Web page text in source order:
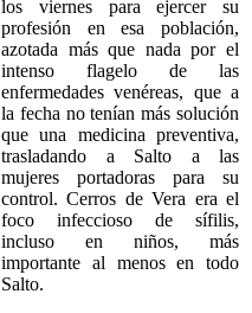
los viernes para ejercer su
profesión en esa población,
azotada más que nada por el
intenso flagelo de las
enfermedades venéreas, que a
la fecha no tenían más solución
que una medicina preventiva,
trasladando a Salto a las
mujeres portadoras para su
control. Cerros de Vera era el
foco infeccioso de sífilis,
incluso en niños, más
importante al menos en todo
Salto.